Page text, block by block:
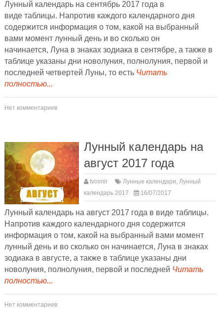
Лунный календарь на сентябрь 2017 года в
виде таблицы. Напротив каждого календарного дня
содержится информация о том, какой на выбранный
вами момент лунный день и во сколько он
начинается, Луна в знаках зодиака в сентябре, а также в
таблице указаны дни новолуния, полнолуния, первой и
последней четвертей Луны, то есть Читать
полностью...
Нет комментариев
Лунный календарь на
август 2017 года
tvoimir Лунные календари,Лунный
календарь 2017
16/07/2017
Лунный календарь на август 2017 года в виде таблицы.
Напротив каждого календарного дня содержится
информация о том, какой на выбранный вами момент
лунный день и во сколько он начинается, Луна в знаках
зодиака в августе, а также в таблице указаны дни
новолуния, полнолуния, первой и последней Читать
полностью...
Нет комментариев